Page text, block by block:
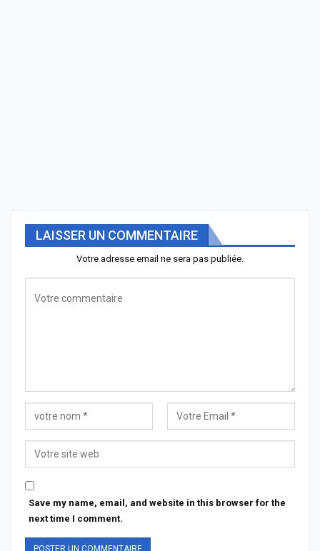
LAISSER UN COMMENTAIRE
Votre adresse email ne sera pas publiée.
Save my name, email, and website in this browser for the
next time I comment.